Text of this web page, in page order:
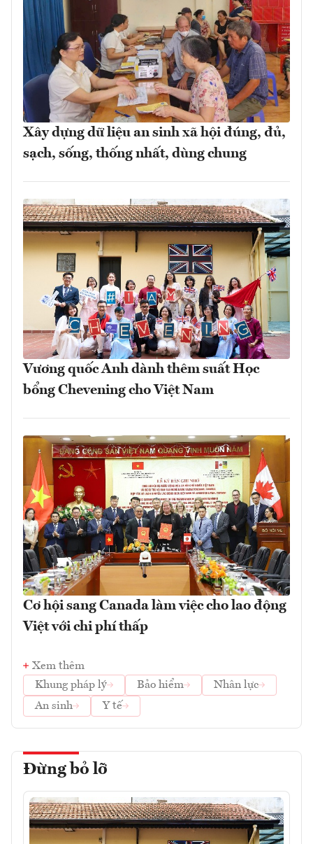
Xây dựng dữ liệu an sinh xã hội đúng, đủ,
sạch, sống, thống nhất, dùng chung
Vương quốc Anh dành thêm suất Học
bổng Chevening cho Việt Nam
Cơ hội sang Canada làm việc cho lao động
Việt với chi phí thấp
Xem thêm
Khung pháp lý
Bảo hiểm
Nhân lực
An sinh
Y tế
Đừng bỏ lỡ